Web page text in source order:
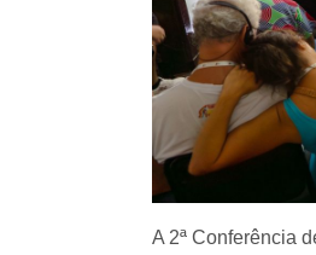
A 2ª Conferência